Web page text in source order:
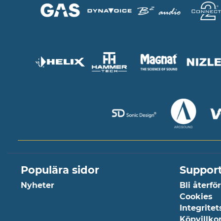
Populära sidor
Nyheter
Bli
Cookies